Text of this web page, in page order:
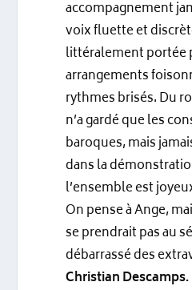
accompagnement
voix fluette et
littéralement portée
arrangements
rythmes brisés. Du
n’a gardé que les
baroques, mais
dans la
l’ensemble est
On pense à Ange,
se prendrait pas au
débarrassé des
Christian Descamps.